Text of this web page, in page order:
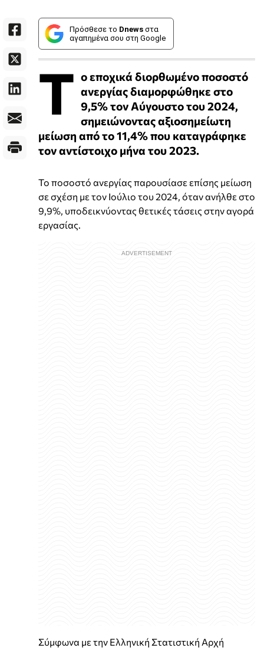
Πρόσθεσε το Dnews στα
αγαπημένα σου στη Google
Τ ο εποχικά διορθωμένο ποσοστό
ανεργίας διαμορφώθηκε στο
9,5% τον Αύγουστο του 2024,
σημειώνοντας αξιοσημείωτη
μείωση από το 11,4% που καταγράφηκε
τον αντίστοιχο μήνα του 2023.
Το ποσοστό ανεργίας παρουσίασε επίσης μείωση
σε σχέση με τον Ιούλιο του 2024, όταν ανήλθε στο
9,9%, υποδεικνύοντας θετικές τάσεις στην αγορά
εργασίας.
Σύμφωνα με την Ελληνική Στατιστική Αρχή